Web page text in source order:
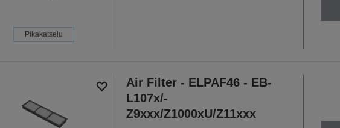
Pikakatselu
Air Filter - ELPAF46 - EB-
L107x/-
Z9xxx/Z1000xU/Z11xxx